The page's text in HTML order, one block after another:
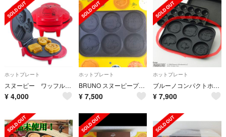
ホットプレート
スヌーピー ワッフルメーカー
¥ 4,000
ホットプレート
BRUNO スヌーピープレート
¥ 7,500
ホットプレート
ブルーノコンパクトホットプレート スヌーピーマルチプレート単品
¥ 7,900